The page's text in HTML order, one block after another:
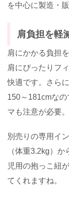
を中心に製造・
肩負担を軽
肩にかかる負担
肩にぴったりフ
快適です。さら
150～ 181cmなの
マも注意が必要。
別売りの専用イ
（体重3.2kg）か
児用の抱っこ紐
てくれますね。